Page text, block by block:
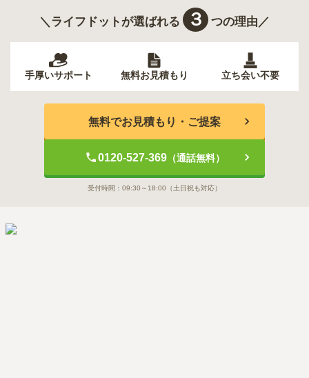
＼ライフドットが選ばれる ３ つの理由／
手厚いサポート 無料お見積もり 立ち会い不要
無料でお見積もり・ご提案
0120-527-369（通話無料）
受付時間： 09:30～18:00 （土日祝も対応）